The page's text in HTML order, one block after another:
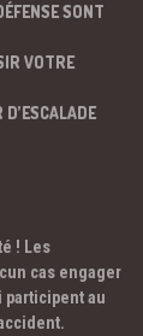
SONT
VOTRE
! Les
cas engager
participent au